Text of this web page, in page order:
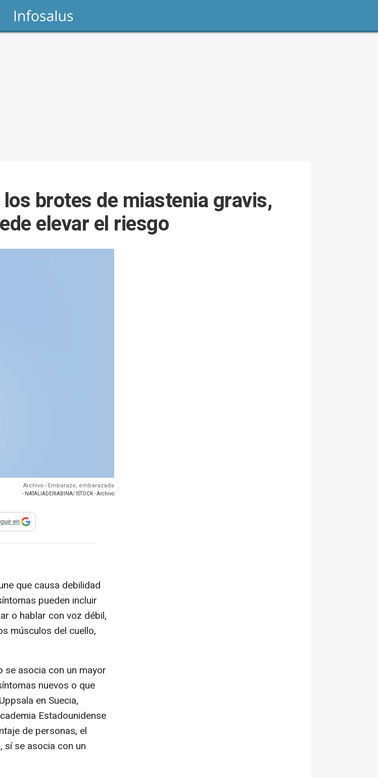
brotes de miastenia gravis,
elevar el riesgo
Archivo - Embarazo, embarazada
- NATALIADERIABINA/ ISTOCK - Archivo
para compartir
en
que causa debilidad
pueden incluir
o hablar con voz débil,
músculos del cuello,
se asocia con un mayor
nuevos o que
en Suecia,
Estadounidense
de personas, el
sí se asocia con un